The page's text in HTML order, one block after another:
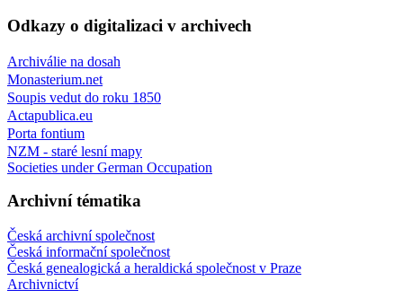
Odkazy o digitalizaci v archivech
Archiválie na dosah
Monasterium.net
Soupis vedut do roku 1850
Actapublica.eu
Porta fontium
NZM - staré lesní mapy
Societies under German Occupation
Archivní tématika
Česká archivní společnost
Česká informační společnost
Česká genealogická a heraldická společnost v Praze
Archivnictví